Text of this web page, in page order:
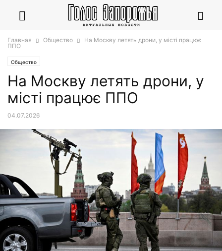
Главная Общество
На Москву летять дрони, у місті працює
ППО
Общество
На Москву летять дрони, у
місті працює ППО
04.07.2026